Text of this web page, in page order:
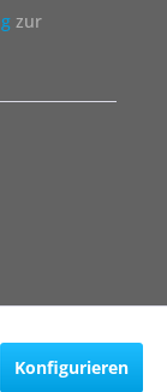
zur
Konfigurieren